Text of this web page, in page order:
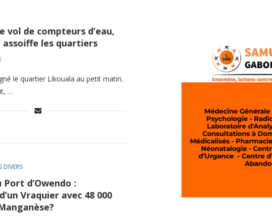
vol de compteurs d’eau,
assoiffe les quartiers
le quartier Likouala au petit matin.
…
DIVERS
Port d’Owendo :
Vraquier avec 48 000